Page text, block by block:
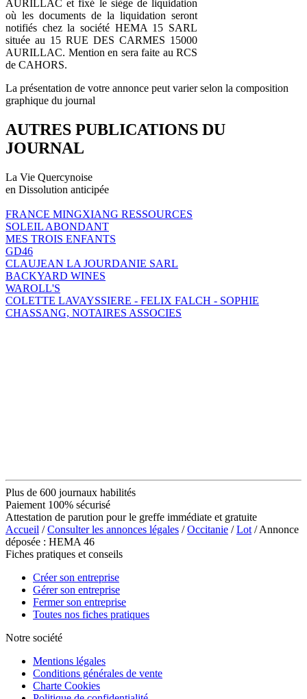
AURILLAC et fixé le siège de liquidation
où les documents de la liquidation seront
notifiés chez la société HEMA 15 SARL
située au 15 RUE DES CARMES 15000
AURILLAC. Mention en sera faite au RCS
de CAHORS.
La présentation de votre annonce peut varier selon la composition
graphique du journal
AUTRES PUBLICATIONS DU
JOURNAL
La Vie Quercynoise
en Dissolution anticipée
FRANCE MINGXIANG RESSOURCES
SOLEIL ABONDANT
MES TROIS ENFANTS
GD46
CLAUJEAN LA JOURDANIE SARL
BACKYARD WINES
WAROLL'S
COLETTE LAVAYSSIERE - FELIX FALCH - SOPHIE
CHASSANG, NOTAIRES ASSOCIES
Plus de 600 journaux habilités
Paiement 100% sécurisé
Attestation de parution pour le greffe immédiate et gratuite
Accueil /Consulter les annonces légales /Occitanie /Lot / Annonce
déposée : HEMA 46
Fiches pratiques et conseils
Créer son entreprise
Gérer son entreprise
Fermer son entreprise
Toutes nos fiches pratiques
Notre société
Mentions légales
Conditions générales de vente
Charte Cookies